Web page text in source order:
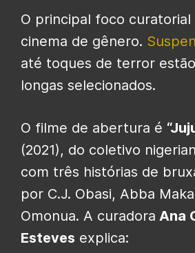
O principal foco
cinema de gênero.
até toques de terror
longas selecionados.
O filme de abertura é
(2021), do coletivo
com três histórias de
por C.J. Obasi, Abba
Omonua. A curadora Ana
Esteves explica: